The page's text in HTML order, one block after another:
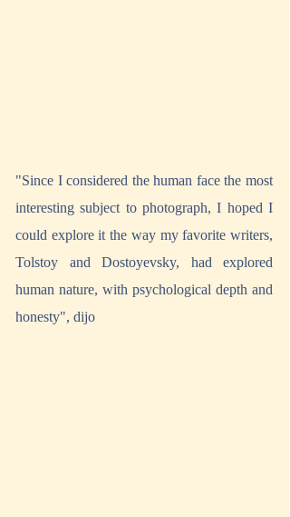
"Since I considered the human face the most
interesting subject to photograph, I hoped I
could explore it the way my favorite writers,
Tolstoy and Dostoyevsky, had explored
human nature, with psychological depth and
honesty", dijo